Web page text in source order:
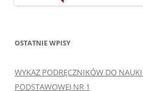
OSTATNIE WPISY
WYKAZ PODRĘCZNIKÓW DO
PODSTAWOWEJ NR 1